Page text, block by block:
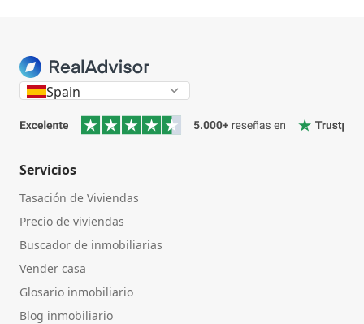
Spain
Servicios
Tasación de Viviendas
Precio de viviendas
Buscador de inmobiliarias
Vender casa
Glosario inmobiliario
Blog inmobiliario